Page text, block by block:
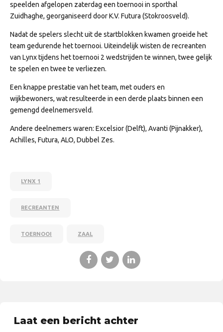
speelden afgelopen zaterdag een toernooi in sporthal
Zuidhaghe, georganiseerd door K.V. Futura (Stokroosveld).
Nadat de spelers slecht uit de startblokken kwamen groeide het
team gedurende het toernooi. Uiteindelijk wisten de recreanten
van Lynx tijdens het toernooi 2 wedstrijden te winnen, twee gelijk
te spelen en twee te verliezen.
Een knappe prestatie van het team, met ouders en
wijkbewoners, wat resulteerde in een derde plaats binnen een
gemengd deelnemersveld.
Andere deelnemers waren: Excelsior (Delft), Avanti (Pijnakker),
Achilles, Futura, ALO, Dubbel Zes.
LYNX 1
RECREANTEN
TOERNOOI ZAAL
Laat een bericht achter